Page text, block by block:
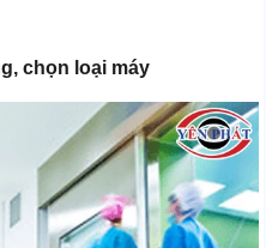
chọn loại máy